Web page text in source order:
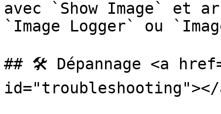
avec `Show Image` et
`Image Logger` ou
## 🛠️ Dépannage <a
id="troubleshooting"></